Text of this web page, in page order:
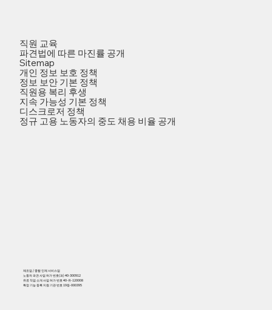
직원 교육
파견법에 따른 마진률 공개
Sitemap
개인 정보 보호 정책
정보 보안 기본 정책
직원용 복리 후생
지속 가능성 기본 정책
디스크로저 정책
정규 고용 노동자의 중도 채용 비율 공개
제조업 / 종합 인재 서비스업
노동자 파견 사업 허가 번호(파) 40-300912
유료 직업 소개 사업 허가 번호 40-유-120008
특정 기능 등록 지원 기관 번호 19등-000395